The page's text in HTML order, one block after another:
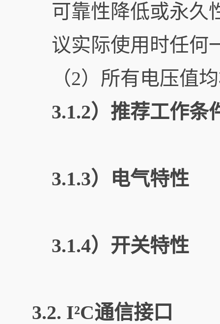
可靠性降低或永久
议实际使用时任何
（2）所有电压值
3.1.2）推荐工作条
3.1.3）电气特性
3.1.4）开关特性
3.2. I²C通信接口